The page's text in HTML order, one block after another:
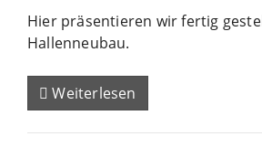
Hier präsentieren wir fertig
Hallenneubau.
Weiterlesen